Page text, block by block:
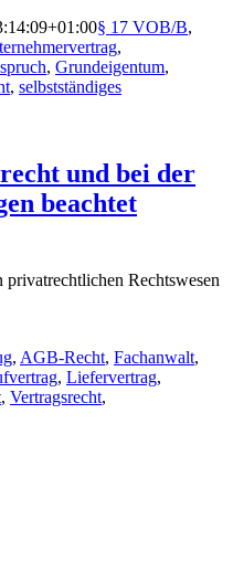
§ 17 VOB/B,
,
, Grundeigentum,
, selbstständiges
und bei der
beachtet
privatrechtlichen Rechtswesen
, AGB-Recht, Fachanwalt,
, Liefervertrag,
, Vertragsrecht,